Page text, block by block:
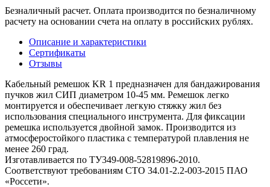
Безналичный расчет. Оплата производится по безналичному
расчету на основании счета на оплату в российских рублях.
Описание и характеристики
Сертификаты
Отзывы
Кабельный ремешок KR 1 предназначен для бандажирования
пучков жил СИП диаметром 10-45 мм. Ремешок легко
монтируется и обеспечивает легкую стяжку жил без
использования специального инструмента. Для фиксации
ремешка используется двойной замок. Производится из
атмосферостойкого пластика с температурой плавления не
менее 260 град.
Изготавливается по ТУ349-008-52819896-2010.
Соответствуют требованиям СТО 34.01-2.2-003-2015 ПАО
«Россети».